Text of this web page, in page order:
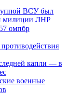
ВСУ был
милиции ЛНР
омпбр
капли — в
военные